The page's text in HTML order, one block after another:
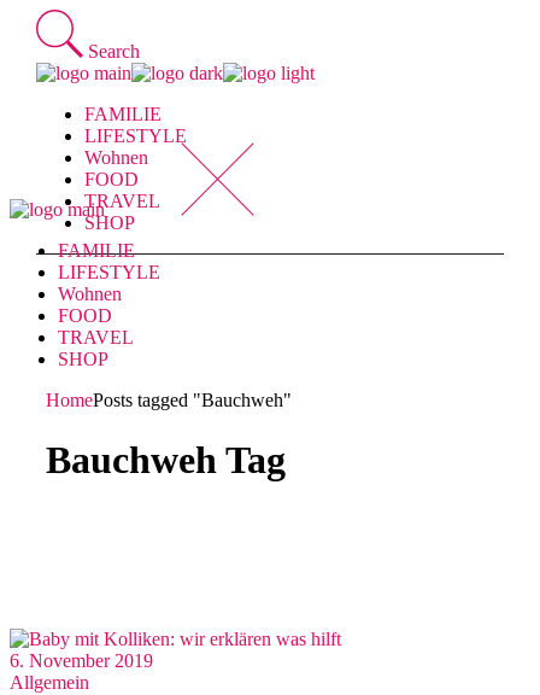
Skip
content
Search
FAMILIE
LIFESTYLE
Wohnen
FOOD
TRAVEL
SHOP
FAMILIE
LIFESTYLE
Wohnen
FOOD
TRAVEL
SHOP
HomePosts tagged "Bauchweh"
Bauchweh Tag
6. November 2019
Allgemein